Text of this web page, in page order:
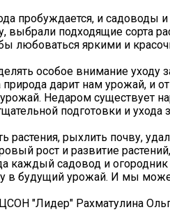
пробуждается, и
выбрали подходящие сорта
любоваться яркими и
особое внимание
дарит нам урожай, и
Недаром существует
подготовки и ухода
растения, рыхлить почву,
рост и развитие
каждый садовод и
в будущий урожай. И мы
"Лидер" Рахматулина